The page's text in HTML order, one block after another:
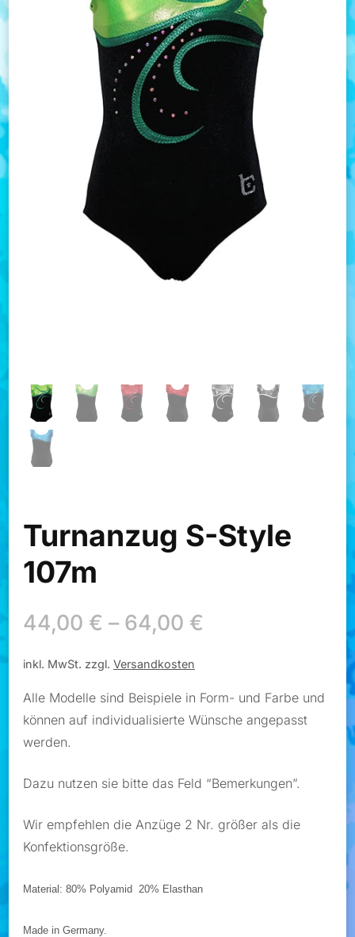
Turnanzug S-Style
107m
44,00 € – 64,00 €
inkl. MwSt. zzgl. Versandkosten
Alle Modelle sind Beispiele in Form- und Farbe und
können auf individualisierte Wünsche angepasst
werden.
Dazu nutzen sie bitte das Feld “Bemerkungen”.
Wir empfehlen die Anzüge 2 Nr. größer als die
Konfektionsgröße.
Material: 80% Polyamid 20% Elasthan
Made in Germany.